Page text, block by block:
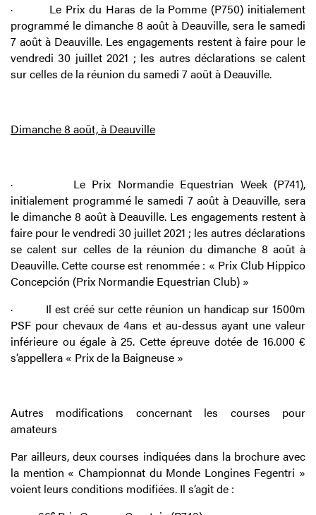
·
Le Prix du Haras de la Pomme (P750) initialement
programmé le dimanche 8 août à Deauville, sera le samedi
7 août à Deauville. Les engagements restent à faire pour le
vendredi 30 juillet 2021 ; les autres déclarations se calent
sur celles de la réunion du samedi 7 août à Deauville.
Dimanche 8 août, à Deauville
·
Le Prix Normandie Equestrian Week (P741),
initialement programmé le samedi 7 août à Deauville, sera
le dimanche 8 août à Deauville. Les engagements restent à
faire pour le vendredi 30 juillet 2021 ; les autres déclarations
se calent sur celles de la réunion du dimanche 8 août à
Deauville. Cette course est renommée : « Prix Club Hippico
Concepción (Prix Normandie Equestrian Club) »
·
Il est créé sur cette réunion un handicap sur 1500m
PSF pour chevaux de 4ans et au-dessus ayant une valeur
inférieure ou égale à 25. Cette épreuve dotée de 16.000 €
s’appellera « Prix de la Baigneuse »
Autres modifications concernant les courses pour
amateurs
Par ailleurs, deux courses indiquées dans la brochure avec
la mention « Championnat du Monde Longines Fegentri »
voient leurs conditions modifiées. Il s’agit de :